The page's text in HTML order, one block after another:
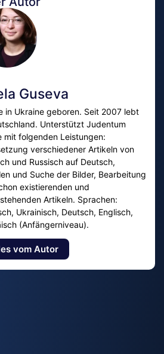
Guseva
in Ukraine geboren. Seit 2007 lebt
Unterstützt Judentum
mit folgenden Leistungen:
verschiedener Artikeln von
und Russisch auf Deutsch,
und Suche der Bilder, Bearbeitung
existierenden und
Artikeln. Sprachen:
Ukrainisch, Deutsch, Englisch,
(Anfängerniveau).
vom Autor